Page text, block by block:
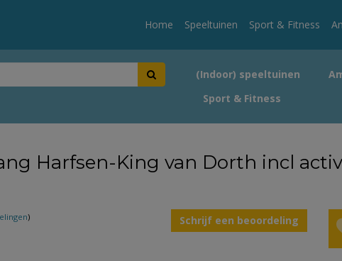
Home Speeltuinen Sport & Fitness
(Indoor) speeltuinen
Sport & Fitness
Harfsen-King van Dorth incl
Schrijf een beoordeling
)